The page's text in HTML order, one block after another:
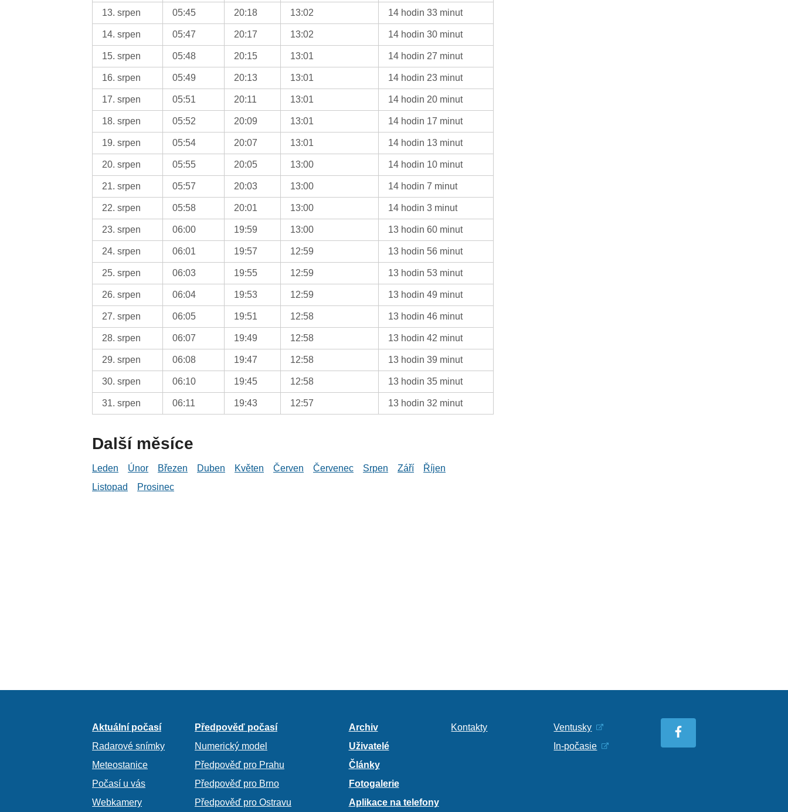
13. srpen 05:45 20:18 13:02 14 hodin 33 minut
14. srpen 05:47 20:17 13:02 14 hodin 30 minut
15. srpen 05:48 20:15 13:01 14 hodin 27 minut
16. srpen 05:49 20:13 13:01 14 hodin 23 minut
17. srpen 05:51 20:11 13:01 14 hodin 20 minut
18. srpen 05:52 20:09 13:01 14 hodin 17 minut
19. srpen 05:54 20:07 13:01 14 hodin 13 minut
20. srpen 05:55 20:05 13:00 14 hodin 10 minut
21. srpen 05:57 20:03 13:00 14 hodin 7 minut
22. srpen 05:58 20:01 13:00 14 hodin 3 minut
23. srpen 06:00 19:59 13:00 13 hodin 60 minut
24. srpen 06:01 19:57 12:59 13 hodin 56 minut
25. srpen 06:03 19:55 12:59 13 hodin 53 minut
26. srpen 06:04 19:53 12:59 13 hodin 49 minut
27. srpen 06:05 19:51 12:58 13 hodin 46 minut
28. srpen 06:07 19:49 12:58 13 hodin 42 minut
29. srpen 06:08 19:47 12:58 13 hodin 39 minut
30. srpen 06:10 19:45 12:58 13 hodin 35 minut
31. srpen 06:11 19:43 12:57 13 hodin 32 minut
Další měsíce
Leden Únor Březen Duben Květen Červen Červenec Srpen Září
Říjen
Listopad
Prosinec
Aktuální počasí
Radarové snímky
Meteostanice
Počasí u vás
Webkamery
Předpověď počasí
Numerický model
Předpověď pro Prahu
Předpověď pro Brno
Předpověď pro Ostravu
Archiv
Uživatelé
Články
Fotogalerie
Aplikace na telefony
Kontakty
Ventusky
In-počasie